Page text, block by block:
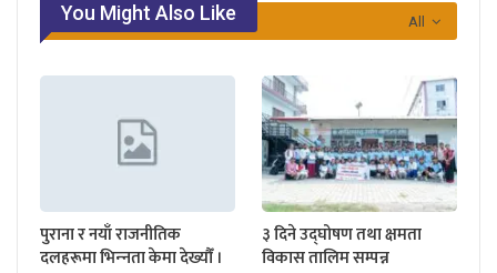
All
You Might Also Like
पुराना र नयाँ राजनीतिक
दलहरूमा भिन्‍नता केमा देख्यौँ ।
३ दिने उद्घोषण तथा क्षमता
विकास तालिम सम्पन्न